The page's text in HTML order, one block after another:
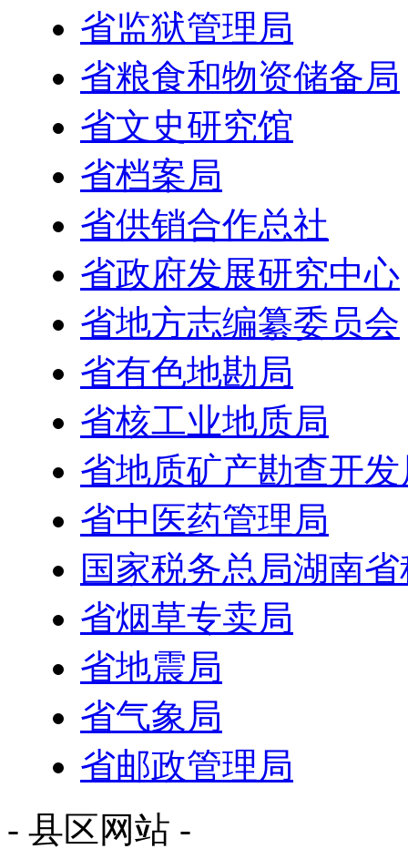
省监狱管理局
省粮食和物资储备局
省文史研究馆
省档案局
省供销合作总社
省政府发展研究中心
省地方志编纂委员会
省有色地勘局
省核工业地质局
省地质矿产勘查开发
省中医药管理局
国家税务总局湖南
省烟草专卖局
省地震局
省气象局
省邮政管理局
- 县区网站 -